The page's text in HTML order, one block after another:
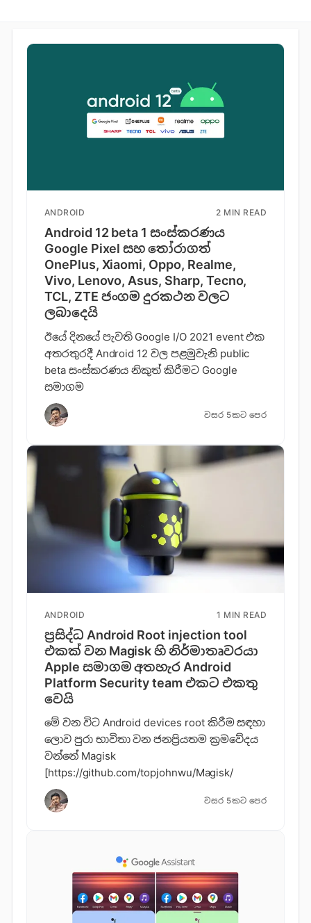
ANDROID 2 MIN READ
Android 12 beta 1 සංස්කරණය
Google Pixel සහ තෝරාගත්
OnePlus, Xiaomi, Oppo, Realme,
Vivo, Lenovo, Asus, Sharp, Tecno,
TCL, ZTE ජංගම දුරකථන වලට
ලබාදෙයි
ඊයේ දිනයේ පැවති Google I/O 2021 event එක
අතරතුරදී Android 12 වල පළමුවැනි public
beta සංස්කරණය නිකුත් කිරීමට Google
සමාගම
වසර 5කට පෙර
ANDROID 1 MIN READ
ප්‍රසිද්ධ Android Root injection tool
එකක් වන Magisk හි නිර්මාතෘවරයා
Apple සමාගම අතහැර Android
Platform Security team එකට එකතු
වෙයි
මේ වන විට Android devices root කිරීම සඳහා
ලොව පුරා භාවිතා වන ජනප්‍රියතම ක්‍රමවේදය
වන්නේ Magisk
[https://github.com/topjohnwu/Magisk/
වසර 5කට පෙර